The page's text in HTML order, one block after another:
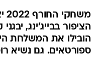
הציפור בבייג'ינג,
הובילו את המשלחת
ספורטאים. גם נשיא